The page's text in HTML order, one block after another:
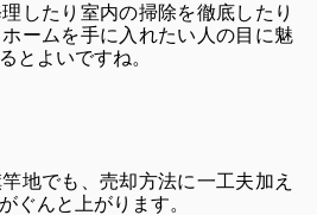
したり室内の掃除を徹底したり
ームを手に入れたい人の目に魅
とよいですね。
地でも 、売却方法に一工夫加え
ぐんと上がります。